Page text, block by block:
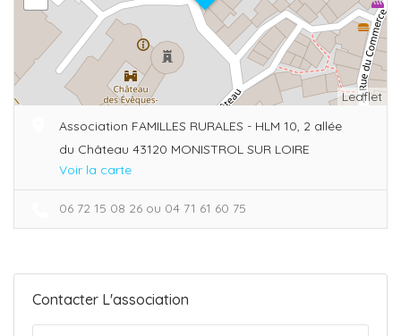
Leaflet
Association FAMILLES RURALES - HLM 10, 2 allée
du Château 43120 MONISTROL SUR LOIRE
Voir la carte
06 72 15 08 26 ou 04 71 61 60 75
Contacter L'association